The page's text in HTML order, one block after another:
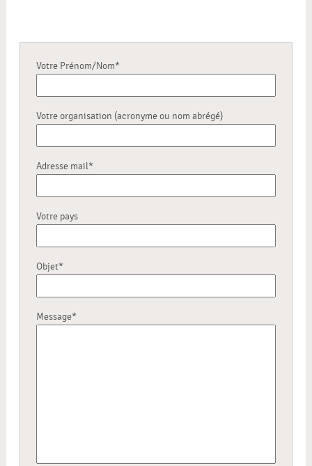
Votre Prénom/Nom*
Votre organisation (acronyme ou nom abrégé)
Adresse mail*
Votre pays
Objet*
Message*